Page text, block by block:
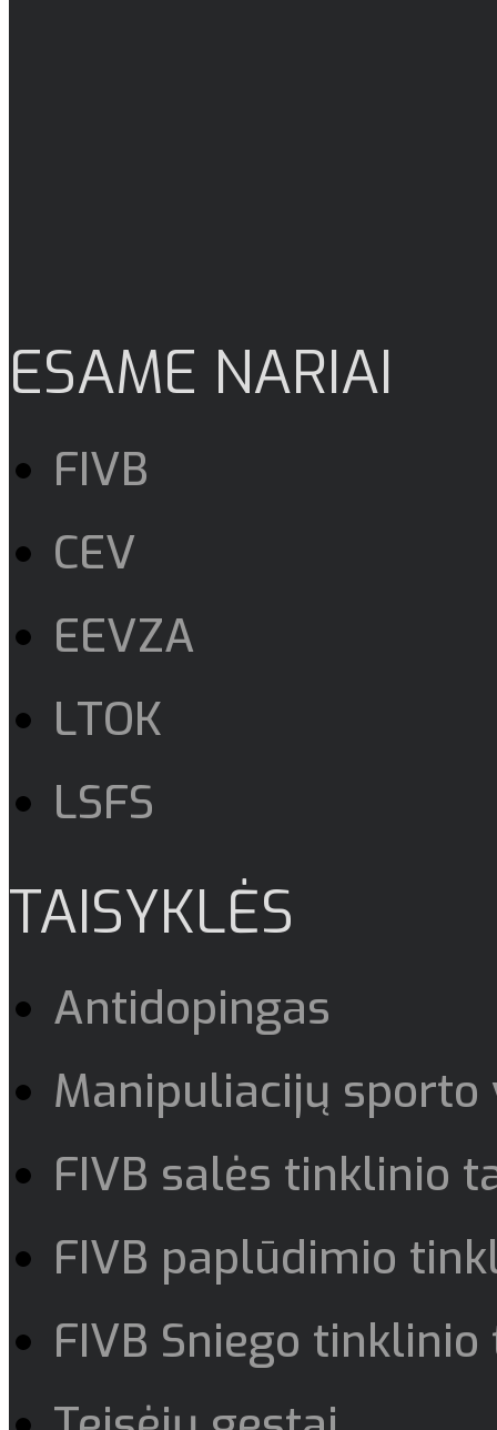
ESAME NARIAI
FIVB
CEV
EEVZA
LTOK
LSFS
TAISYKLĖS
Antidopingas
Manipuliacijų
FIVB salės tinklinio
FIVB paplūdimio
FIVB Sniego